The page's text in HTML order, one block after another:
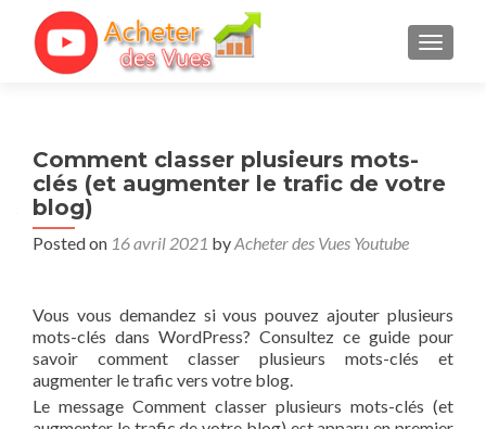
Comment classer plusieurs mots-
clés (et augmenter le trafic de votre
blog)
Posted on 16 avril 2021 byAcheter des Vues Youtube
Vous vous demandez si vous pouvez ajouter plusieurs
mots-clés dans WordPress? Consultez ce guide pour
savoir comment classer plusieurs mots-clés et
augmenter le trafic vers votre blog.
Le message Comment classer plusieurs mots-clés (et